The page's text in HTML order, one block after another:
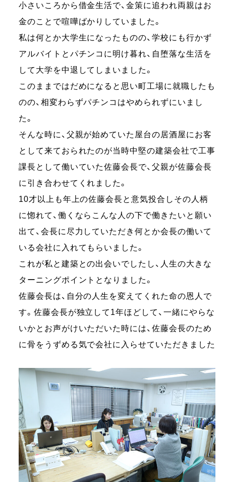
小さいころから借金生活で、金策に追われ両親はお
金のことで喧嘩ばかりしていました。
私は何とか大学生になったものの、学校にも行かず
アルバイトとパチンコに明け暮れ、自堕落な生活を
して大学を中退してしまいました。
このままではだめになると思い町工場に就職したも
のの、相変わらずパチンコはやめられずにいまし
た。
そんな時に、父親が始めていた屋台の居酒屋にお客
として来ておられたのが当時中堅の建築会社で工事
課長として働いていた佐藤会長で、父親が佐藤会長
に引き合わせてくれました。
10才以上も年上の佐藤会長と意気投合しその人柄
に惚れて、働くならこんな人の下で働きたいと願い
出て、会長に尽力していただき何とか会長の働いて
いる会社に入れてもらいました。
これが私と建築との出会いでしたし、人生の大きな
ターニングポイントとなりました。
佐藤会長は、自分の人生を変えてくれた命の恩人で
す。佐藤会長が独立して1年ほどして、一緒にやらな
いかとお声がけいただいた時には、佐藤会長のため
に骨をうずめる気で会社に入らせていただきました